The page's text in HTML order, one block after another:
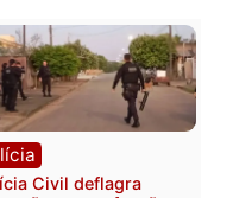
Polícia